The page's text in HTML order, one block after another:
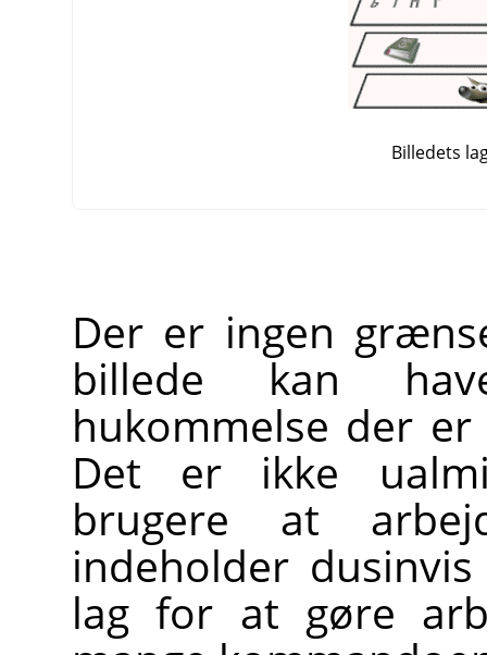
Billedets
Der er ingen
billede kan
hukommelse der
Det er ikke
brugere at
indeholder
lag for at gøre